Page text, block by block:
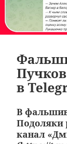
в
В
канал